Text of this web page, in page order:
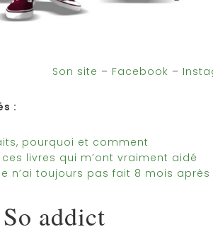
Son site – Facebook –
:
pourquoi et comment
livres qui m’ont vraiment aidé
n’ai toujours pas fait 8 mois
addict